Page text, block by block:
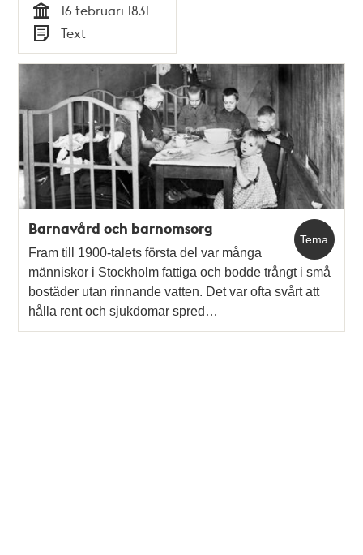
Tid
16 februari 1831
Typ
Text
Tema
Barnavård och barnomsorg
Fram till 1900-talets första del var många
människor i Stockholm fattiga och bodde trångt i små
bostäder utan rinnande vatten. Det var ofta svårt att
hålla rent och sjukdomar spred…